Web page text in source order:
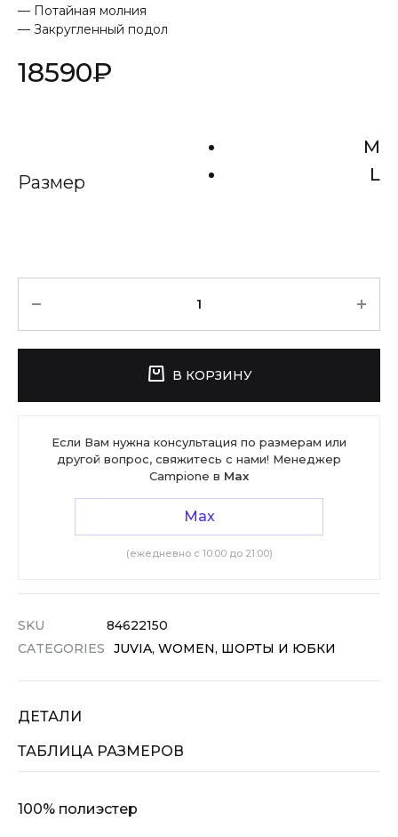
— Потайная молния
— Закругленный подол
18590₽
Размер
M
L
В КОРЗИНУ
Если Вам нужна консультация по размерам или
другой вопрос, свяжитесь с нами! Менеджер
Campione в Max
Max
(ежедневно с 10:00 до 21:00)
SKU
84622150
CATEGORIES
JUVIA, WOMEN, ШОРТЫ И ЮБКИ
ДЕТАЛИ
ТАБЛИЦА РАЗМЕРОВ
100% полиэстер